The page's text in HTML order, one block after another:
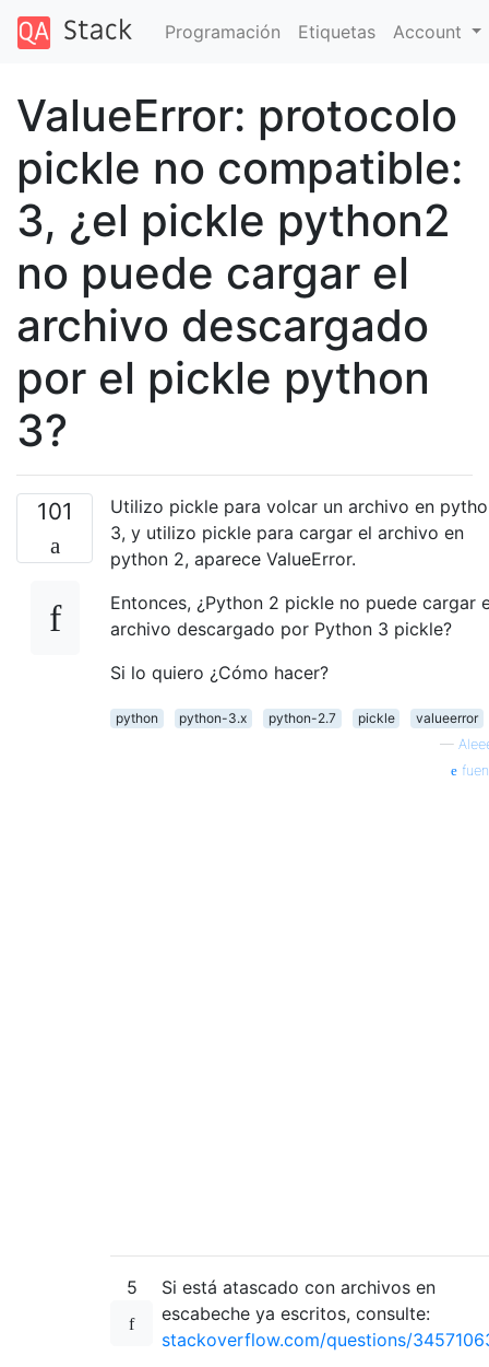
Programación Etiquetas Account
ValueError: protocolo
pickle no compatible:
3, ¿el pickle python2
no puede cargar el
archivo descargado
por el pickle python
3?
101
Utilizo pickle para volcar un archivo en
3, y utilizo pickle para cargar el archivo en
python 2, aparece ValueError.
Entonces, ¿Python 2 pickle no puede cargar
archivo descargado por Python 3 pickle?
Si lo quiero ¿Cómo hacer?
python python-3.x python-2.7 pickle
valueerror
—
5
Si está atascado con archivos en
escabeche ya escritos, consulte:
stackoverflow.com/questions/